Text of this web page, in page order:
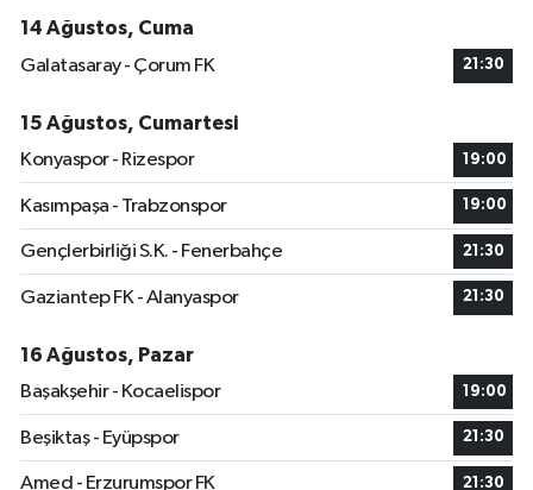
14 Ağustos, Cuma
Galatasaray - Çorum FK
21:30
15 Ağustos, Cumartesi
Konyaspor - Rizespor
19:00
Kasımpaşa - Trabzonspor 19:00
Gençlerbirliği S.K. - Fenerbahçe 21:30
Gaziantep FK - Alanyaspor 21:30
16 Ağustos, Pazar
Başakşehir - Kocaelispor
19:00
Beşiktaş - Eyüpspor 21:30
Amed - Erzurumspor FK 21:30